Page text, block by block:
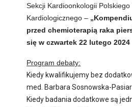
Sekcji Kardioonkologii Polskiego
Kardiologicznego–
przed chemioterapią raka
się w czwartek 22 lutego 2024
Program debaty:
Kiedy kwalifikujemy bez
med. Barbara Sosnowska-
Kiedy badania dodatkowe są